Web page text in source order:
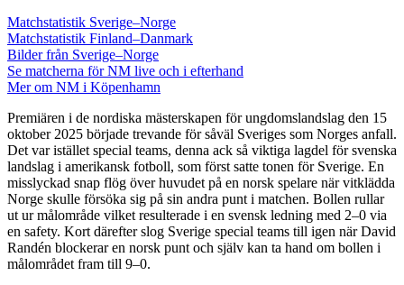
Matchstatistik Sverige–Norge
Matchstatistik Finland–Danmark
Bilder från Sverige–Norge
Se matcherna för NM live och i efterhand
Mer om NM i Köpenhamn
Premiären i de nordiska mästerskapen för ungdomslandslag den 15
oktober 2025 började trevande för såväl Sveriges som Norges anfall.
Det var istället special teams, denna ack så viktiga lagdel för svenska
landslag i amerikansk fotboll, som först satte tonen för Sverige. En
misslyckad snap flög över huvudet på en norsk spelare när vitklädda
Norge skulle försöka sig på sin andra punt i matchen. Bollen rullar
ut ur målområde vilket resulterade i en svensk ledning med 2–0 via
en safety. Kort därefter slog Sverige special teams till igen när David
Randén blockerar en norsk punt och själv kan ta hand om bollen i
målområdet fram till 9–0.